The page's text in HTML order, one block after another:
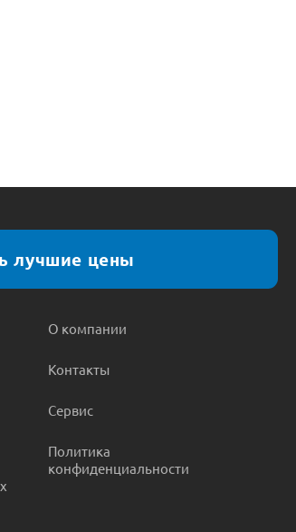
лучшие цены
О компании
Контакты
Сервис
Политика
конфиденциальности